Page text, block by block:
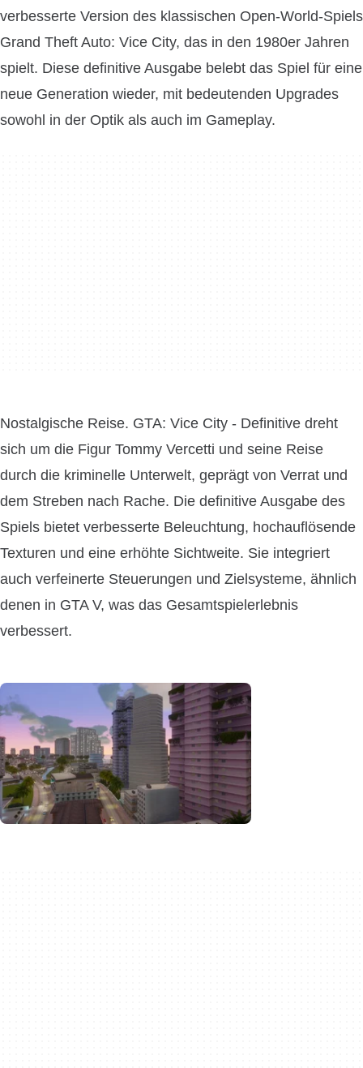
verbesserte Version des klassischen Open-World-Spiels
Grand Theft Auto: Vice City, das in den 1980er Jahren
spielt. Diese definitive Ausgabe belebt das Spiel für eine
neue Generation wieder, mit bedeutenden Upgrades
sowohl in der Optik als auch im Gameplay.
Nostalgische Reise. GTA: Vice City - Definitive dreht
sich um die Figur Tommy Vercetti und seine Reise
durch die kriminelle Unterwelt, geprägt von Verrat und
dem Streben nach Rache. Die definitive Ausgabe des
Spiels bietet verbesserte Beleuchtung, hochauflösende
Texturen und eine erhöhte Sichtweite. Sie integriert
auch verfeinerte Steuerungen und Zielsysteme, ähnlich
denen in GTA V, was das Gesamtspielerlebnis
verbessert.